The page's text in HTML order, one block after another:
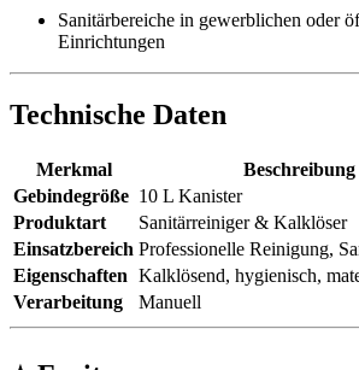
Sanitärbereiche in gewerblichen oder
Einrichtungen
Technische Daten
Merkmal
Beschreibung
Gebindegröße 10 L Kanister
Produktart
Sanitärreiniger & Kalklöser
Einsatzbereich Professionelle Reinigung,
Eigenschaften Kalklösend, hygienisch,
Verarbeitung
Manuell